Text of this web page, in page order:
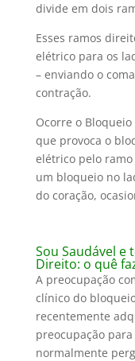
divide em dois
Esses ramos
elétrico para os
– enviando o
contração.
Ocorre o
que provoca o
elétrico pelo
um bloqueio no
do coração,
Sou Saudável e
Direito: o quê
A preocupação
clínico do
recentemente
preocupação
normalmente